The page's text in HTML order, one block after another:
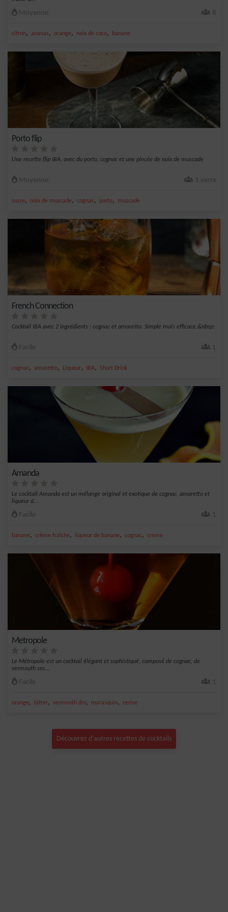
Moyenne 8
citron, ananas, orange, noix de coco, banane
Porto flip
Une recette flip IBA, avec du porto, cognac et une pincée de noix de muscade
Moyenne 1 verre
sucre, noix de muscade, cognac, porto, muscade
French Connection
Cocktail IBA avec 2 ingrédients : cognac et amaretto. Simple mais efficace.&nbsp;
Facile 1
cognac, amaretto, Liqueur, IBA, Short Drink
Amanda
Le cocktail Amanda est un mélange original et exotique de cognac, amaretto et
liqueur d...
Facile 1
banane, crème fraîche, liqueur de banane, cognac, creme
Metropole
Le Métropole est un cocktail élégant et sophistiqué, composé de cognac, de
vermouth sec...
Facile 1
orange, bitter, vermouth dry, marasquin, cerise
Découvrez d'autres recettes de cocktails